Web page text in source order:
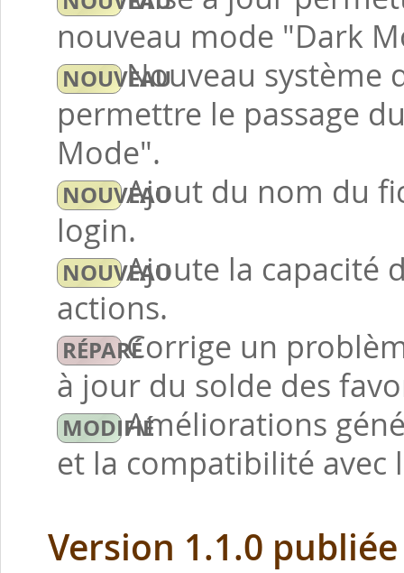
nouveau mode "Dark
Nouveau système
permettre le passage
Mode".
Ajout du nom du
login.
Ajoute la capacité
actions.
Corrige un
à jour du solde des
Améliorations
et la compatibilité avec
Version 1.1.0